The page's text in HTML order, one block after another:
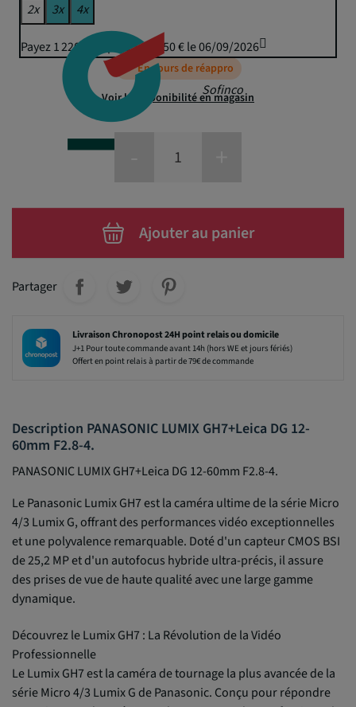
Sofinco
2x 3x 4x
Payez 1 220,13 € puis 1 199,50 € le 06/09/2026
En cours de réappro
Voir la disponibilité en magasin
Ajouter au panier
Partager
Livraison Chronopost 24H point relais ou domicile
J+1 Pour toute commande avant 14h (hors WE et jours fériés)
Offert en point relais à partir de 79€ de commande
Description PANASONIC LUMIX GH7+Leica DG 12-
60mm F2.8-4.
PANASONIC LUMIX GH7+Leica DG 12-60mm F2.8-4.
Le Panasonic Lumix GH7 est la caméra ultime de la série Micro
4/3 Lumix G, offrant des performances vidéo exceptionnelles
et une polyvalence remarquable. Doté d'un capteur CMOS BSI
de 25,2 MP et d'un autofocus hybride ultra-précis, il assure
des prises de vue de haute qualité avec une large gamme
dynamique.
Découvrez le Lumix GH7 : La Révolution de la Vidéo
Professionnelle
Le Lumix GH7 est la caméra de tournage la plus avancée de la
série Micro 4/3 Lumix G de Panasonic. Conçu pour répondre